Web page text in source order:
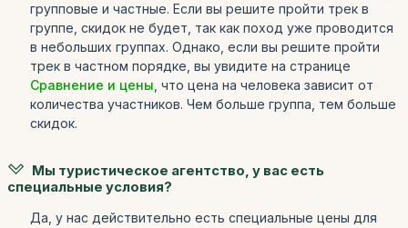
групповые и частные. Если вы решите пройти трек в
группе, скидок не будет, так как поход уже проводится
в небольших группах. Однако, если вы решите пройти
трек в частном порядке, вы увидите на странице
Сравнение и цены , что цена на человека зависит от
количества участников. Чем больше группа, тем больше
скидок.
Мы туристическое агентство, у вас есть
специальные условия?
Да, у нас действительно есть специальные цены для